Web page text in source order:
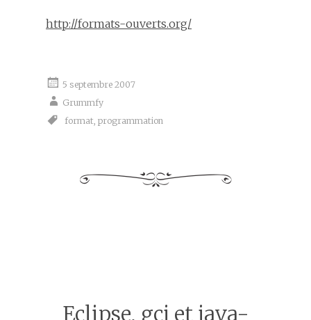
http://formats-ouverts.org/
5 septembre 2007
Grummfy
format programmation
Eclipse, gcj et java-